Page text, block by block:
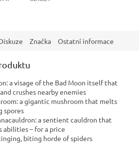
Značka Ostatní informace
a visage of the Bad Moon itself that
crushes nearby enemies
a gigantic mushroom that melts
spores
a sentient cauldron that
abilities – for a price
biting horde of spiders